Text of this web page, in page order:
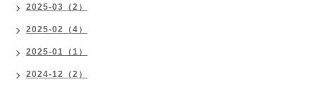
2025-03（2）
2025-02（4）
2025-01（1）
2024-12（2）